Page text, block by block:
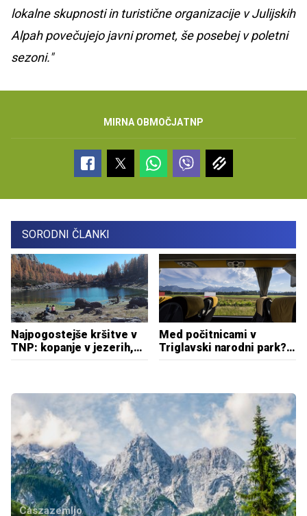
lokalne skupnosti in turistične organizacije v Julijskih
Alpah povečujejo javni promet, še posebej v poletni
sezoni."
MIRNA OBMOČJATNP
SORODNI ČLANKI
Najpogostejše kršitve v
TNP: kopanje v jezerih,
kampiranje, kurjenje ognja
Med počitnicami v
Triglavski narodni park?
Izberite trajnostno pot
Caszazemljo